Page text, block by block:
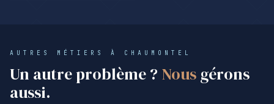
AUTRES MÉTIERS À CHAUMONTEL
Un autre problème ? Nous gérons
aussi.